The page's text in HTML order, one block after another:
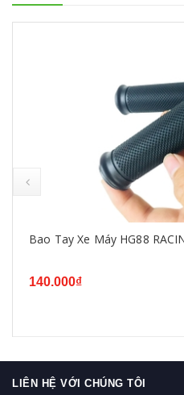
Bao Tay Xe Máy HG88
140.000₫
LIÊN HỆ VỚI CHÚNG TÔI